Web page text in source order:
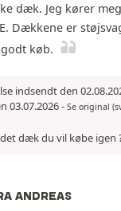
dæk. Jeg kører
Dækkene er
køb.
indsendt den
03.07.2026- Se original
det dæk du vil købe igen
ANDREAS